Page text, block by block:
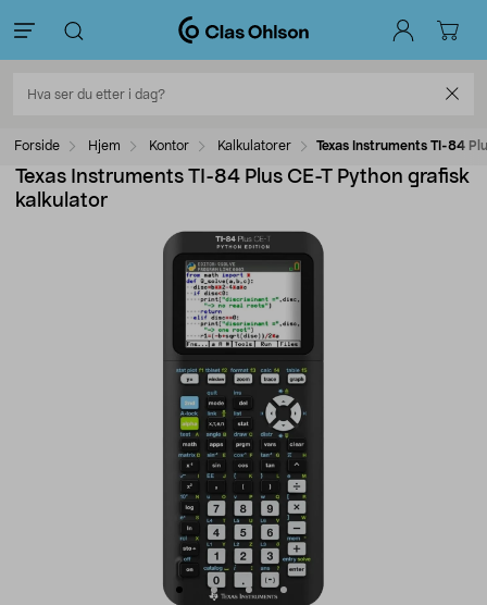
Forside Hjem Kontor Kalkulatorer Texas Instruments TI-84
Texas Instruments TI-84 Plus CE-T Python grafisk
kalkulator